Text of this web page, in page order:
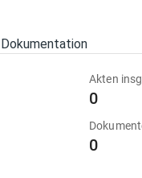
Akten
0
0